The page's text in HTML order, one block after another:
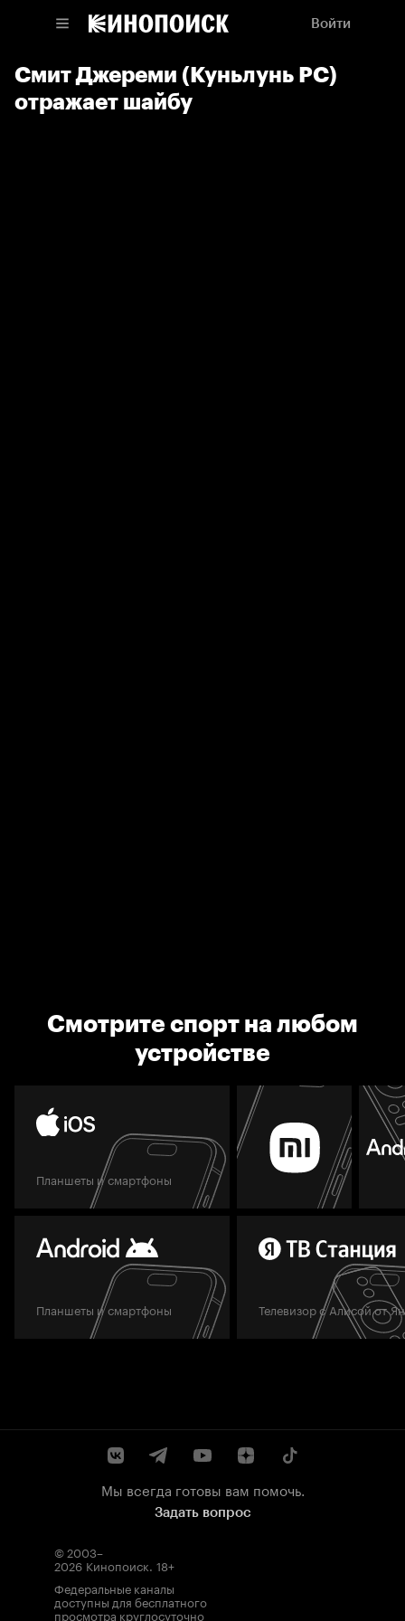
Войти
Смит Джереми (Куньлунь РС)
отражает шайбу
Смотрите спорт на любом
устройстве
Планшеты и смартфоны
Планшеты и смартфоны Телевизор с Алисой от
Мы всегда готовы вам помочь.
Задать вопрос
© 2003–
2026 Кинопоиск. 18+
Федеральные каналы
доступны для бесплатного
просмотра круглосуточно